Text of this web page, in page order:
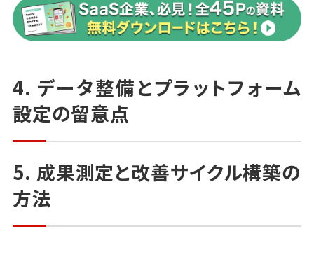
AIはその土台となる仕組みを支え、SaaS広告における
ブランドの伝達力を高めてくれます。
4. データ整備とプラットフォーム
設定の留意点
5. 成果測定と改善サイクル構築の
方法